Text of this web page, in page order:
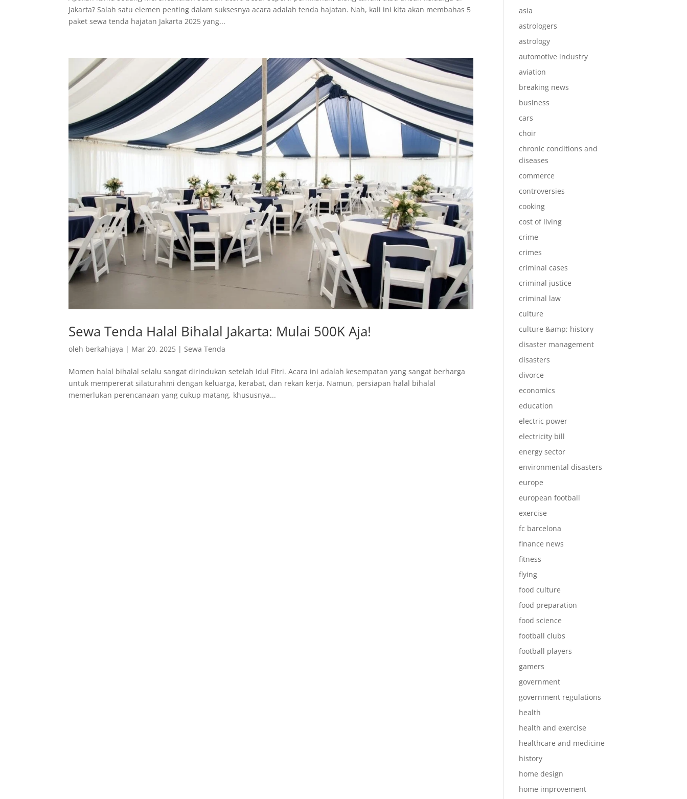
Jakarta? Salah satu elemen penting dalam suksesnya acara adalah tenda hajatan. Nah, kali ini kita akan membahas 5
paket sewa tenda hajatan Jakarta 2025 yang...
Sewa Tenda Halal Bihalal Jakarta: Mulai 500K Aja!
oleh berkahjaya | Mar 20, 2025 |Sewa Tenda
Momen halal bihalal selalu sangat dirindukan setelah Idul Fitri. Acara ini adalah kesempatan yang sangat berharga
untuk mempererat silaturahmi dengan keluarga, kerabat, dan rekan kerja. Namun, persiapan halal bihalal
memerlukan perencanaan yang cukup matang, khususnya...
asia
astrologers
astrology
automotive industry
aviation
breaking news
business
cars
choir
chronic conditions and
diseases
commerce
controversies
cooking
cost of living
crime
crimes
criminal cases
criminal justice
criminal law
culture
culture &amp; history
disaster management
disasters
divorce
economics
education
electric power
electricity bill
energy sector
environmental disasters
europe
european football
exercise
fc barcelona
finance news
fitness
flying
food culture
food preparation
food science
football clubs
football players
gamers
government
government regulations
health
health and exercise
healthcare and medicine
history
home design
home improvement